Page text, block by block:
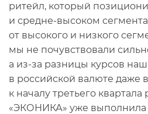
ритейл, который
и средне-высоком
от высокого и низкого
мы не почувствовали
а из-за разницы курсов
в российской валюте даже
к началу третьего
«ЭКОНИКА» уже выполнила